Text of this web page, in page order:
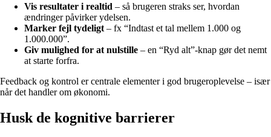
Vis resultater i realtid – så brugeren straks ser, hvordan
ændringer påvirker ydelsen.
Marker fejl tydeligt – fx “Indtast et tal mellem 1.000 og
1.000.000”.
Giv mulighed for at nulstille – en “Ryd alt”-knap gør det nemt
at starte forfra.
Feedback og kontrol er centrale elementer i god brugeroplevelse – især
når det handler om økonomi.
Husk de kognitive barrierer